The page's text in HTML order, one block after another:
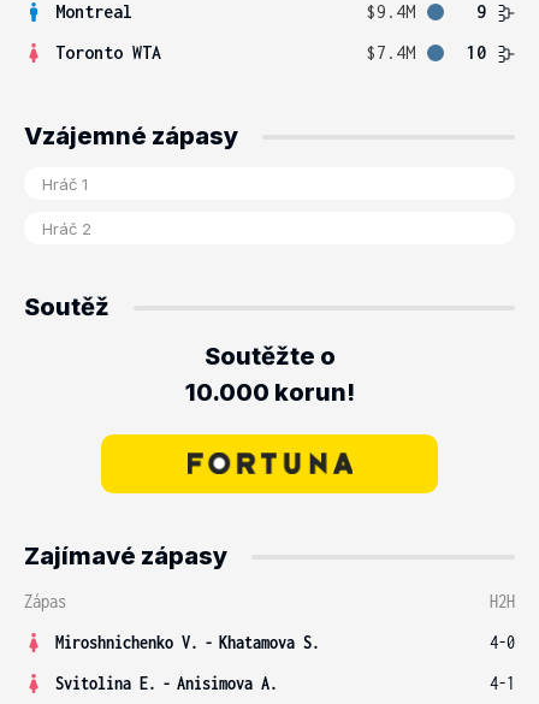
Montreal $9.4M
9
Toronto WTA
$7.4M 10
Vzájemné zápasy
Soutěž
Soutěžte o
10.000 korun!
Zajímavé zápasy
Zápas
H2H
Miroshnichenko V. - Khatamova S.
4-0
Svitolina E. - Anisimova A.
4-1